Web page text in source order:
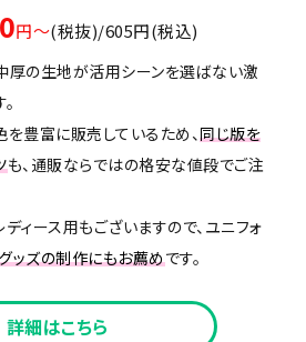
円～(税抜)/605円(税込)
厚の生地が活用シーンを選ばない激
を豊富に販売しているため、同じ版を
も、通販ならではの格安な値段でご注
ィース用もございますので、ユニフォ
ッズの制作にもお薦めです。
詳細はこちら